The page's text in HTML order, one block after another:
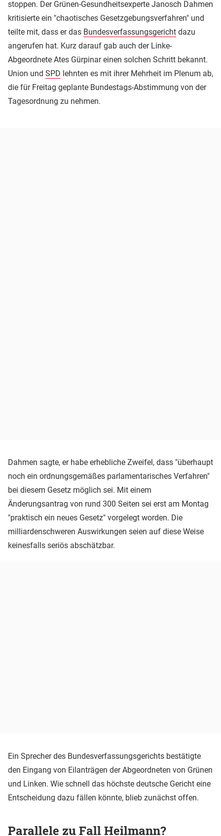
stoppen. Der Grünen-Gesundheitsexperte Janosch Dahmen
kritisierte ein "chaotisches Gesetzgebungsverfahren" und
teilte mit, dass er das Bundesverfassungsgericht dazu
angerufen hat. Kurz darauf gab auch der Linke-
Abgeordnete Ates Gürpinar einen solchen Schritt bekannt.
Union und SPD lehnten es mit ihrer Mehrheit im Plenum ab,
die für Freitag geplante Bundestags-Abstimmung von der
Tagesordnung zu nehmen.
Dahmen sagte, er habe erhebliche Zweifel, dass "überhaupt
noch ein ordnungsgemäßes parlamentarisches Verfahren"
bei diesem Gesetz möglich sei. Mit einem
Änderungsantrag von rund 300 Seiten sei erst am Montag
"praktisch ein neues Gesetz" vorgelegt worden. Die
milliardenschweren Auswirkungen seien auf diese Weise
keinesfalls seriös abschätzbar.
Ein Sprecher des Bundesverfassungsgerichts bestätigte
den Eingang von Eilanträgen der Abgeordneten von Grünen
und Linken. Wie schnell das höchste deutsche Gericht eine
Entscheidung dazu fällen könnte, blieb zunächst offen.
Parallele zu Fall Heilmann?